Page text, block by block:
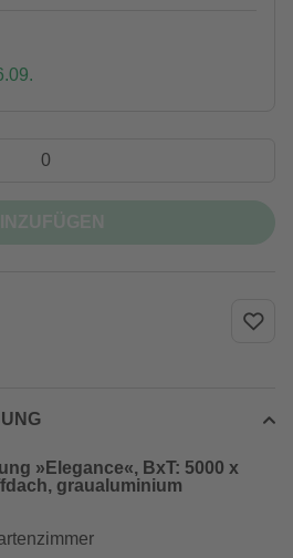
»Elegance«, BxT: 5000 x
graualuminium